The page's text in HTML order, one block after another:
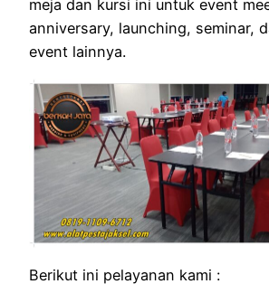
meja dan kursi ini untuk event
anniversary, launching, seminar,
event lainnya.
Berikut ini pelayanan kami :